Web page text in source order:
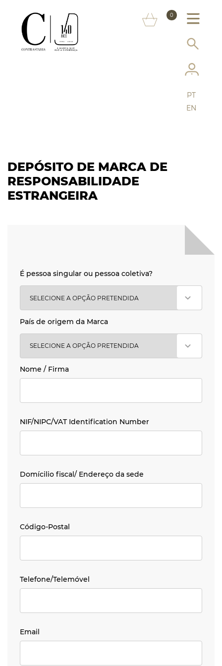
0
INFORMAÇÃO AO CONSUMIDOR
SERVIÇOS
MAIS CONTRASTARIA
PT
EN
DEPÓSITO DE MARCA DE
RESPONSABILIDADE
ESTRANGEIRA
É pessoa singular ou pessoa coletiva?
É pessoa singular ou pessoa coletiva?
País de origem da Marca
País de origem da Marca
Nome / Firma
Nome / Firma
NIF/NIPC/VAT Identification Number
NIF/NIPC/VAT Identification Number
Domícilio fiscal/ Endereço da sede
Domícilio fiscal/ Endereço da sede
Código-Postal
Código-Postal
Telefone/Telemóvel
Telefone/Telemóvel
Email
Email